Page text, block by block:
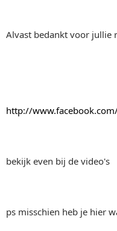
Alvast bedankt voor jullie
http://
bekijk even bij de video's
ps misschien heb je hier